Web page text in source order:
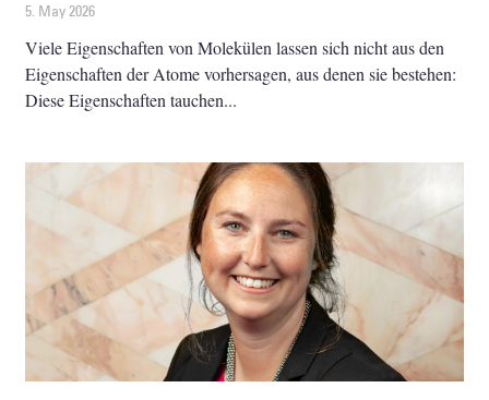
5. May 2026
Viele Eigenschaften von Molekülen lassen sich nicht aus den
Eigenschaften der Atome vorhersagen, aus denen sie bestehen:
Diese Eigenschaften tauchen